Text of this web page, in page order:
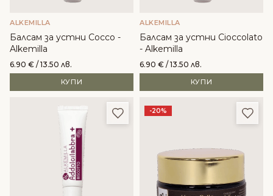
ALKEMILLA
Балсам за устни Cocco -
Alkemilla
6.90 € / 13.50 лв.
КУПИ
ALKEMILLA
Балсам за устни Cioccolato
- Alkemilla
6.90 € / 13.50 лв.
КУПИ
Добави в любими
-20%